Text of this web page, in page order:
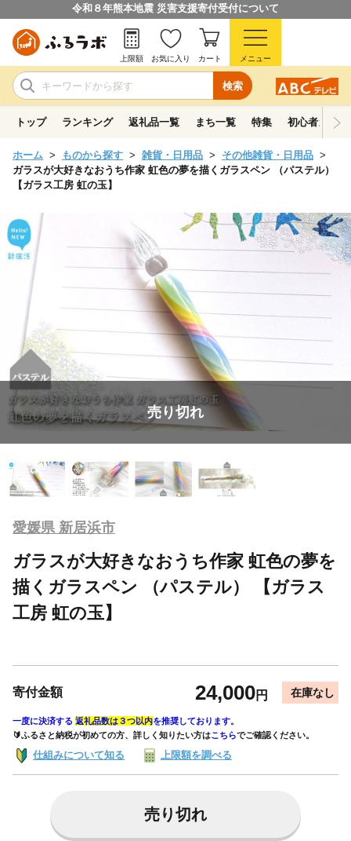
令和８年熊本地震 災害支援寄付受付について
検索
上限額 お気に入り カート メニュー
トップ ランキング 返礼品一覧 まち一覧 特集 初心者ガイド
ホーム ものから探す 雑貨・日用品
その他雑貨・日用品
ガラスが大好きなおうち作家 虹色の夢を描くガラスペン （パステル）
【ガラス工房 虹の玉】
売り切れ
愛媛県 新居浜市
ガラスが大好きなおうち作家 虹色の夢を
描くガラスペン （パステル） 【ガラス
工房 虹の玉】
寄付金額 24,000円 在庫なし
一度に決済する 返礼品数は３つ以内を推奨しております。
🔰ふるさと納税が初めての方、詳しく知りたい方はこちらでご確認ください。
仕組みについて知る 上限額を調べる
売り切れ